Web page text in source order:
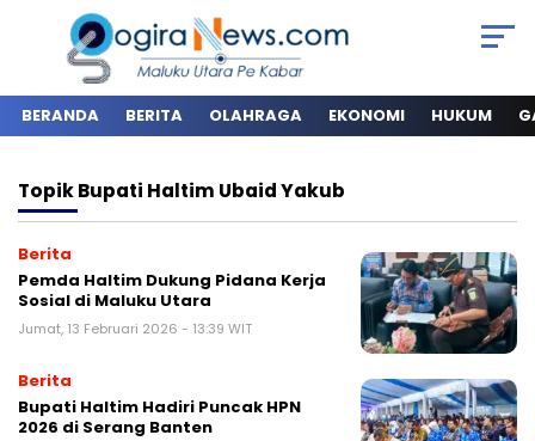
BERANDA BERITA OLAHRAGA EKONOMI HUKUM
TopikBupati Haltim Ubaid Yakub
Berita
Pemda Haltim Dukung Pidana Kerja
Sosial di Maluku Utara
Jumat, 13 Februari 2026 - 13:39 WIT
Berita
Bupati Haltim Hadiri Puncak HPN
2026 di Serang Banten